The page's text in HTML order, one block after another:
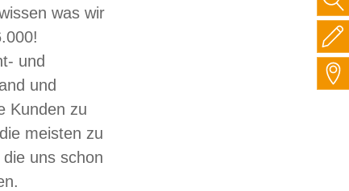
was wir
und
und
Kunden zu
meisten zu
uns schon